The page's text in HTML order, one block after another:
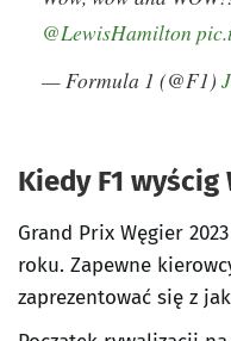
@LewisHamilton
— Formula 1 (@F1)
Kiedy F1 wyścig
Grand Prix Węgier
roku. Zapewne
zaprezentować się z